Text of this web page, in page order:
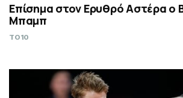
Επίσημα στον Ερυθρό Αστέρα ο
Μπαμπ
TO10